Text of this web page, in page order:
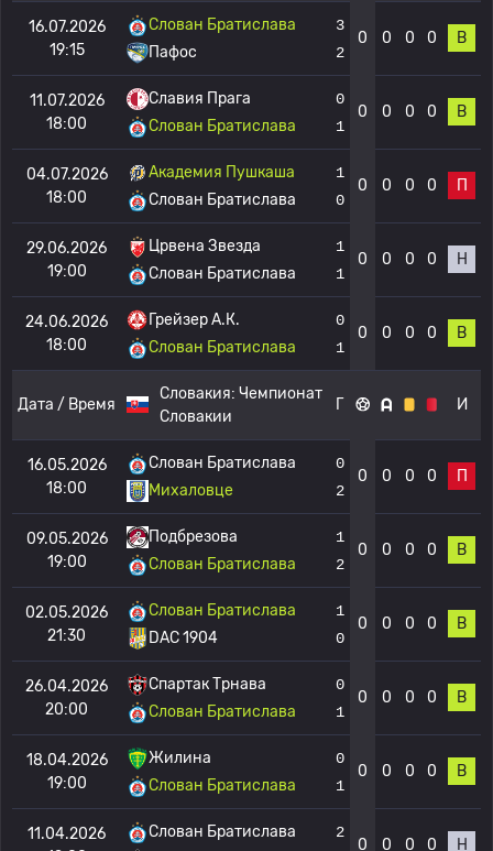
16.07.2026
19:15
Слован Братислава
Пафос
3
2
0 0 0 0 В
11.07.2026
18:00
Славия Прага
Слован Братислава
0
1
0 0 0 0 В
04.07.2026
18:00
Академия Пушкаша
Слован Братислава
1
0
0 0 0 0 П
29.06.2026
19:00
Црвена Звезда
Слован Братислава
1
1
0 0 0 0 Н
24.06.2026
18:00
Грейзер А.К.
Слован Братислава
0
1
0 0 0 0 В
Дата / Время
Словакия: Чемпионат
Словакии
Г И
16.05.2026
18:00
Слован Братислава
Михаловце
0
2
0 0 0 0 П
09.05.2026
19:00
Подбрезова
Слован Братислава
1
2
0 0 0 0 В
02.05.2026
21:30
Слован Братислава
DAC 1904
1
0
0 0 0 0 В
26.04.2026
20:00
Спартак Трнава
Слован Братислава
0
1
0 0 0 0 В
18.04.2026
19:00
Жилина
Слован Братислава
0
1
0 0 0 0 В
11.04.2026
Слован Братислава
2
0 0 0 0 Н